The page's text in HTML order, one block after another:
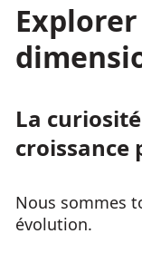
La
croissance
Nous sommes
évolution.